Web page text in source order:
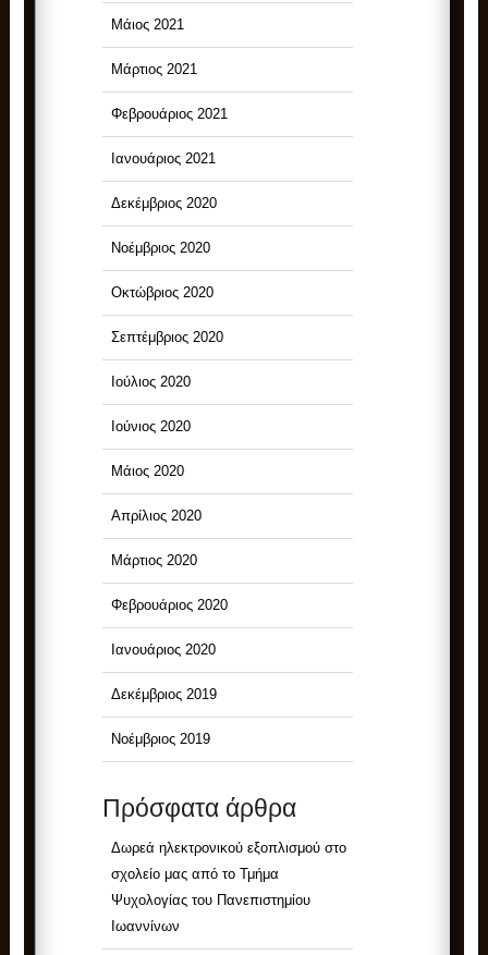
Μάιος 2021
Μάρτιος 2021
Φεβρουάριος 2021
Ιανουάριος 2021
Δεκέμβριος 2020
Νοέμβριος 2020
Οκτώβριος 2020
Σεπτέμβριος 2020
Ιούλιος 2020
Ιούνιος 2020
Μάιος 2020
Απρίλιος 2020
Μάρτιος 2020
Φεβρουάριος 2020
Ιανουάριος 2020
Δεκέμβριος 2019
Νοέμβριος 2019
Πρόσφατα άρθρα
Δωρεά ηλεκτρονικού εξοπλισμού στο
σχολείο μας από το Τμήμα
Ψυχολογίας του Πανεπιστημίου
Ιωαννίνων